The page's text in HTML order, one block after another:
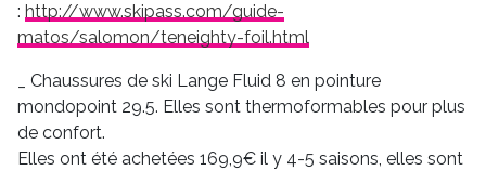
: http://www.skipass.com/guide-
matos/salomon/teneighty-foil.html
Chaussures de ski Lange Fluid 8 en pointure
mondopoint 29.5. Elles sont thermoformables pour plus
de confort.
Elles ont été achetées 169,9€ il y 4-5 saisons, elles sont